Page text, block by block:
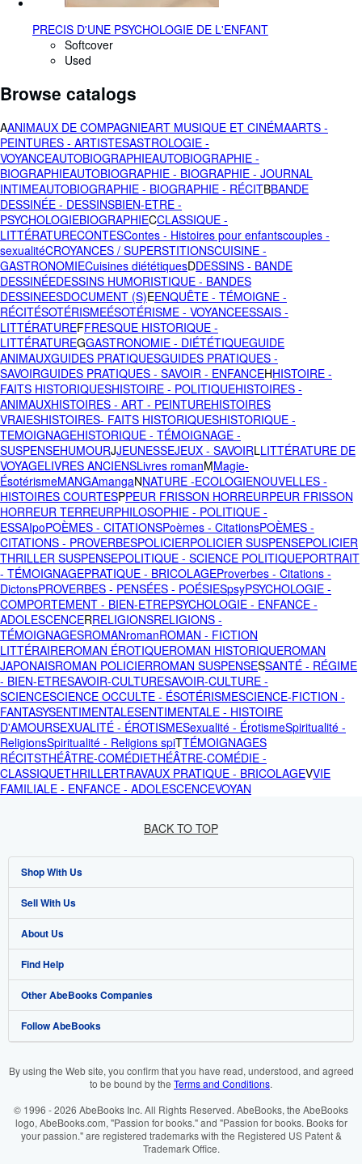
PRECIS D'UNE PSYCHOLOGIE DE L'ENFANT
Softcover
Used
Browse catalogs
AANIMAUX DE COMPAGNIEART MUSIQUE ET CINÉMAARTS -
PEINTURES - ARTISTESASTROLOGIE -
VOYANCEAUTOBIOGRAPHIEAUTOBIOGRAPHIE -
BIOGRAPHIEAUTOBIOGRAPHIE - BIOGRAPHIE - JOURNAL
INTIMEAUTOBIOGRAPHIE - BIOGRAPHIE - RÉCITBBANDE
DESSINÉE - DESSINSBIEN-ETRE -
PSYCHOLOGIEBIOGRAPHIECCLASSIQUE -
LITTÉRATURECONTESContes - Histoires pour enfantscouples -
sexualitéCROYANCES / SUPERSTITIONSCUISINE -
GASTRONOMIECuisines diététiquesDDESSINS - BANDE
DESSINÉEDESSINS HUMORISTIQUE - BANDES
DESSINEESDOCUMENT (S)EENQUÊTE - TÉMOIGNE -
RÉCITÉSOTÉRISMEÉSOTÉRISME - VOYANCEESSAIS -
LITTÉRATUREFFRESQUE HISTORIQUE -
LITTÉRATUREGGASTRONOMIE - DIÉTÉTIQUEGUIDE
ANIMAUXGUIDES PRATIQUESGUIDES PRATIQUES -
SAVOIRGUIDES PRATIQUES - SAVOIR - ENFANCEHHISTOIRE -
FAITS HISTORIQUESHISTOIRE - POLITIQUEHISTOIRES -
ANIMAUXHISTOIRES - ART - PEINTUREHISTOIRES
VRAIESHISTOIRES- FAITS HISTORIQUESHISTORIQUE -
TEMOIGNAGEHISTORIQUE - TÉMOIGNAGE -
SUSPENSEHUMOURJJEUNESSEJEUX - SAVOIRLLITTÉRATURE DE
VOYAGELIVRES ANCIENSLivres romanMMagie-
ÉsotérismeMANGAmangaNNATURE -ECOLOGIENOUVELLES -
HISTOIRES COURTESPPEUR FRISSON HORREURPEUR FRISSON
HORREUR TERREURPHILOSOPHIE - POLITIQUE -
ESSAIpoPOÈMES - CITATIONSPoèmes - CitationsPOÈMES -
CITATIONS - PROVERBESPOLICIERPOLICIER SUSPENSEPOLICIER
THRILLER SUSPENSEPOLITIQUE - SCIENCE POLITIQUEPORTRAIT
- TÉMOIGNAGEPRATIQUE - BRICOLAGEProverbes - Citations -
DictonsPROVERBES - PENSÉES - POÉSIESpsyPSYCHOLOGIE -
COMPORTEMENT - BIEN-ETREPSYCHOLOGIE - ENFANCE -
ADOLESCENCERRELIGIONSRELIGIONS -
TÉMOIGNAGESROMANromanROMAN - FICTION
LITTÉRAIREROMAN ÉROTIQUEROMAN HISTORIQUEROMAN
JAPONAISROMAN POLICIERROMAN SUSPENSESSANTÉ - RÉGIME
- BIEN-ETRESAVOIR-CULTURESAVOIR-CULTURE -
SCIENCESCIENCE OCCULTE - ÉSOTÉRISMESCIENCE-FICTION -
FANTASYSENTIMENTALESENTIMENTALE - HISTOIRE
D'AMOURSEXUALITÉ - ÉROTISMESexualité - ÉrotismeSpiritualité -
ReligionsSpiritualité - Religions spiTTÉMOIGNAGES
RÉCITSTHÉÂTRE-COMÉDIETHÉÂTRE-COMÉDIE -
CLASSIQUETHRILLERTRAVAUX PRATIQUE - BRICOLAGEVVIE
FAMILIALE - ENFANCE - ADOLESCENCEVOYAN
BACK TO TOP
Shop With Us
Advanced Search
Browse Collections
My Account
My Orders
View Basket
Sell With Us
Start Selling
Join Our Affiliate Programme
Book Buyback
Refer a seller
About Us
About AbeBooks
Media
Careers
Cookie Preferences
Cookies Notice
Find Help
Help
Customer Service
Other AbeBooks Companies
AbeBooks.com
AbeBooks.it
Follow AbeBooks
By using the Web site, you confirm that you have read, understood, and agreed
to be bound by the Terms and Conditions.
© 1996 - 2026 AbeBooks Inc. All Rights Reserved. AbeBooks, the AbeBooks
logo, AbeBooks.com, "Passion for books." and "Passion for books. Books for
your passion." are registered trademarks with the Registered US Patent &
Trademark Office.